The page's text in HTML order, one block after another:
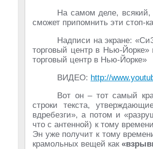
На самом деле, всякий,
сможет припомнить эти стоп-
Надписи на экране:
торговый центр в Нью-
торговый центр в Нью-Йорке»
ВИДЕО: http://
Вот он – тот самый
строки текста,
вдребезги», а потом и
что с антенной) к тому
Эн уже получит к тому
крамольных вещей как